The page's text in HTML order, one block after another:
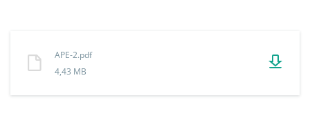
APE-2.pdf
4,43 MB